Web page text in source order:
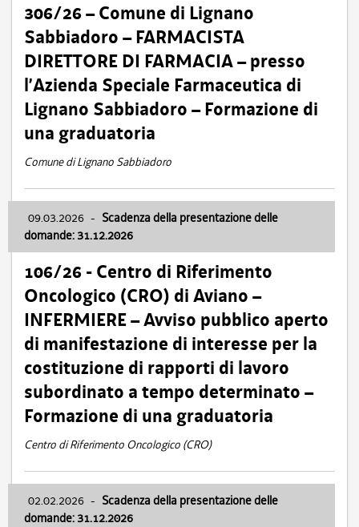
306/26 – Comune di Lignano
Sabbiadoro – FARMACISTA
DIRETTORE DI FARMACIA – presso
l’Azienda Speciale Farmaceutica di
Lignano Sabbiadoro – Formazione di
una graduatoria
Comune di Lignano Sabbiadoro
09.03.2026 - Scadenza della presentazione delle
domande: 31.12.2026
106/26 - Centro di Riferimento
Oncologico (CRO) di Aviano –
INFERMIERE – Avviso pubblico aperto
di manifestazione di interesse per la
costituzione di rapporti di lavoro
subordinato a tempo determinato –
Formazione di una graduatoria
Centro di Riferimento Oncologico (CRO)
02.02.2026 - Scadenza della presentazione delle
domande: 31.12.2026